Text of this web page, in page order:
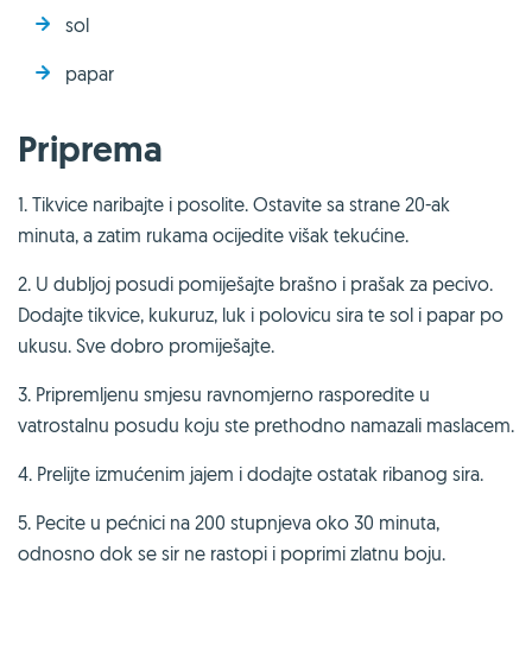
sol
papar
Priprema
1. Tikvice naribajte i posolite. Ostavite sa strane 20-ak
minuta, a zatim rukama ocijedite višak tekućine.
2. U dubljoj posudi pomiješajte brašno i prašak za pecivo.
Dodajte tikvice, kukuruz, luk i polovicu sira te sol i papar po
ukusu. Sve dobro promiješajte.
3. Pripremljenu smjesu ravnomjerno rasporedite u
vatrostalnu posudu koju ste prethodno namazali maslacem.
4. Prelijte izmućenim jajem i dodajte ostatak ribanog sira.
5. Pecite u pećnici na 200 stupnjeva oko 30 minuta,
odnosno dok se sir ne rastopi i poprimi zlatnu boju.